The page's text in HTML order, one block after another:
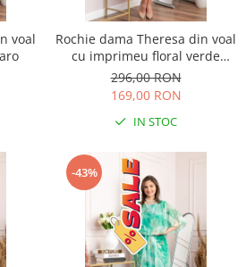
voal
Rochie dama Theresa din voal
cu imprimeu floral verde
salvie
296,00 RON
169,00 RON
IN STOC
-43%